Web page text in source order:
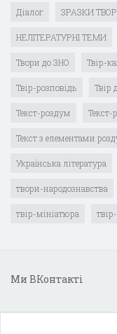
Діалог ЗРАЗКИ
НЕЛІТЕРАТУРНІ ТЕМИ
Твори до ЗНО Твір-
Твір-розповідь Твір
Текст-роздум Текст-
Текст з елементами
Українська література
твори-народознавства
твір-мініатюра
Ми ВКонтакті